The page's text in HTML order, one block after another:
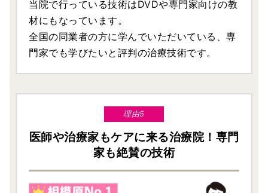
当院で行っている技術はDVDや専門家向けの教
材にもなっています。
全国の同業者の方に学んでいただいている、専
門家でも学びたいと評判の治療技術です。
理由5
医師や治療家もケアに来る治療院！専門
家も絶賛の技術